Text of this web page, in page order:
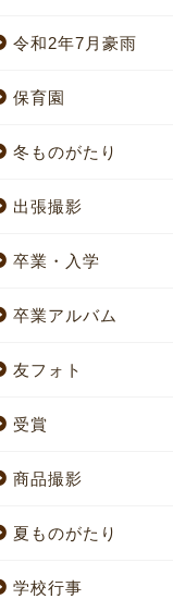
令和2年7月豪雨
保育園
冬ものがたり
出張撮影
卒業・入学
卒業アルバム
友フォト
受賞
商品撮影
夏ものがたり
学校行事